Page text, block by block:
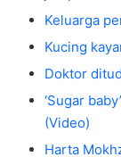
Keluarga
Kucing
Doktor
‘Sugar
(Video)
Harta